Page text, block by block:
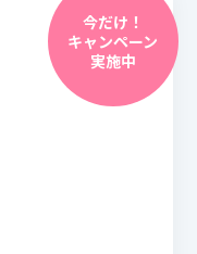
今だけ！
キャンペーン
実施中